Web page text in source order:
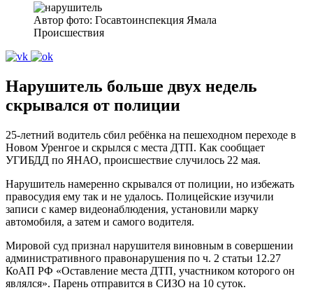
Автор фото: Госавтоинспекция Ямала
Происшествия
Нарушитель больше двух недель
скрывался от полиции
25-летний водитель сбил ребёнка на пешеходном переходе в
Новом Уренгое и скрылся с места ДТП. Как сообщает
УГИБДД по ЯНАО, происшествие случилось 22 мая.
Нарушитель намеренно скрывался от полиции, но избежать
правосудия ему так и не удалось. Полицейские изучили
записи с камер видеонаблюдения, установили марку
автомобиля, а затем и самого водителя.
Мировой суд признал нарушителя виновным в совершении
административного правонарушения по ч. 2 статьи 12.27
КоАП РФ «Оставление места ДТП, участником которого он
являлся». Парень отправится в СИЗО на 10 суток.